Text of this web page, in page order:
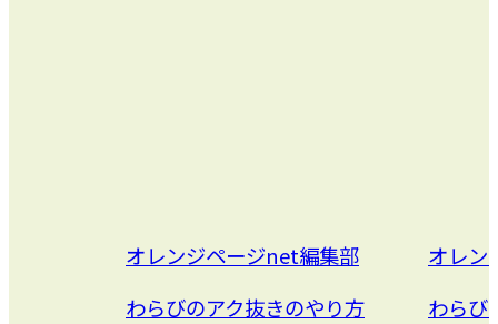
オレンジページnet編集部
わらびのアク抜きのやり方
オレン
わらび